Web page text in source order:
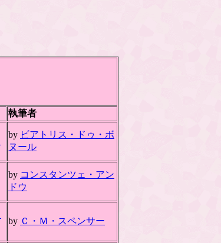
執筆者
by ビアトリス・ドゥ・ボ
ヌール
by コンスタンツェ・アン
ドウ
by Ｃ・Ｍ・スペンサー